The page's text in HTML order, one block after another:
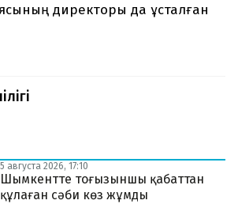
директоры да ұсталған
5 августа 2026, 17:10
Шымкентте тоғызыншы қабаттан
құлаған сәби көз жұмды